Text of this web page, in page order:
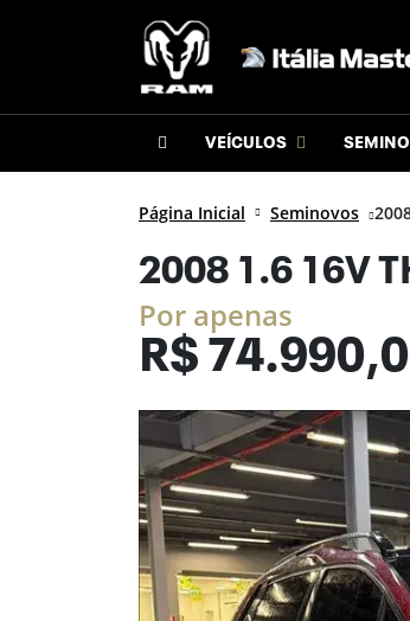
VEÍCULOS
Página Inicial Seminovos
2008 1.6 16V
Por apenas
R$